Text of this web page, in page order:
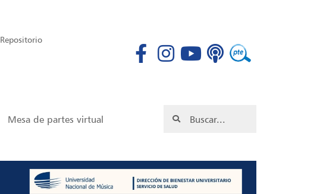
Repositorio
Mesa de partes virtual